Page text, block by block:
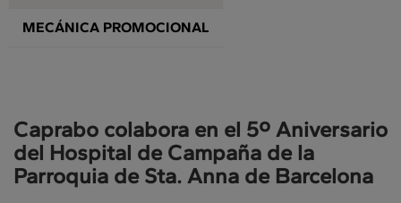
MECÁNICA PROMOCIONAL
Caprabo colabora en el 5º Aniversario
del Hospital de Campaña de la
Parroquia de Sta. Anna de Barcelona